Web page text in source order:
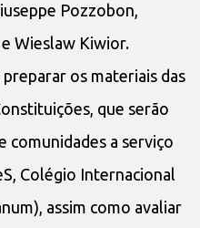
Pozzobon,
Wieslaw Kiwior.
os materiais das
que serão
comunidades a serviço
Colégio Internacional
assim como avaliar